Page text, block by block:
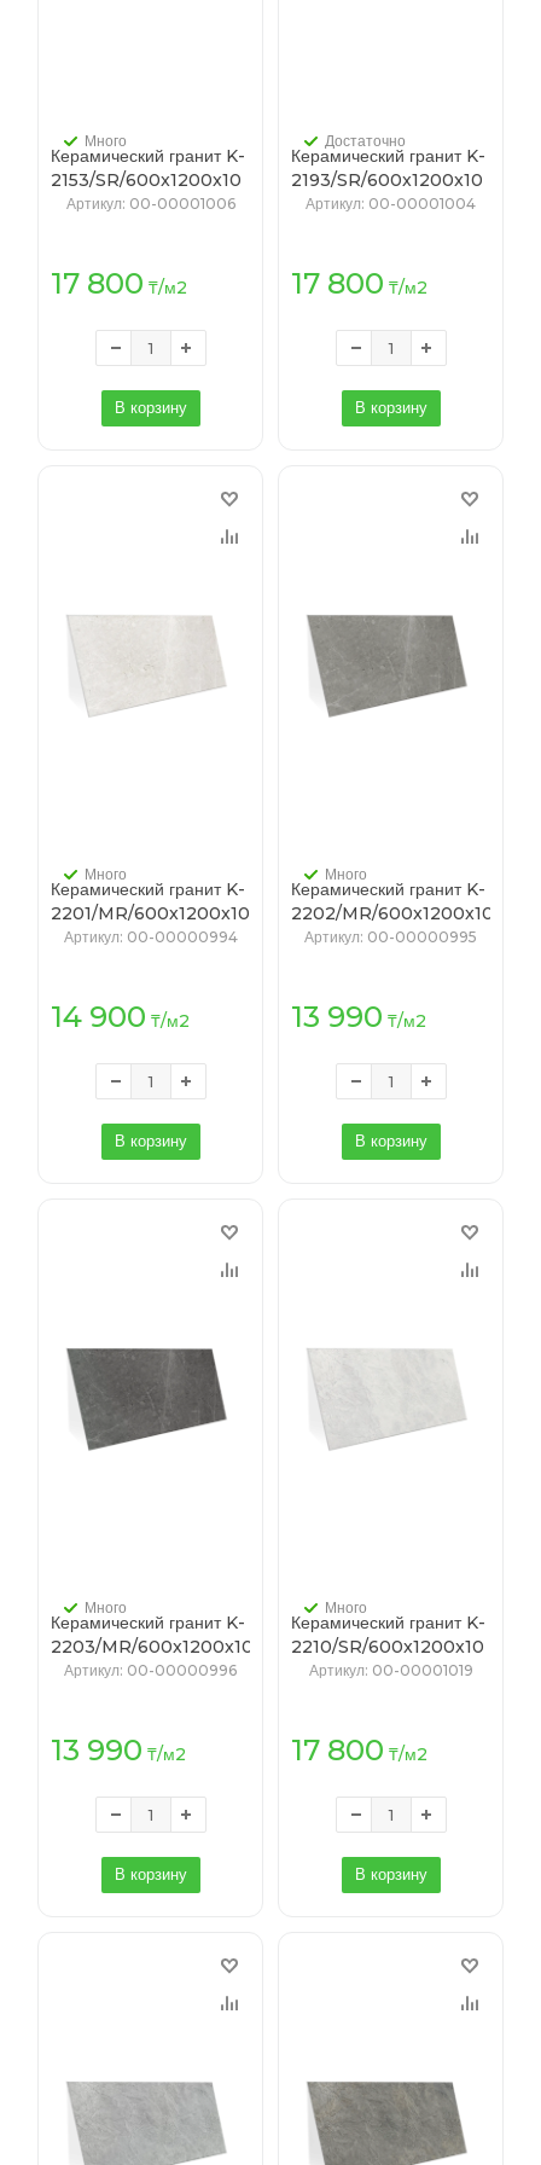
Керамический гранит K-
2153/SR/600x1200x10
(T-50/0, K-4) НАЕДИНЕ
Много
Артикул: 00-00001006
17 800 ₸/м2
В корзину
Керамический гранит K-
2193/SR/600x1200x10
(T-50/0, K-4)
Достаточно
Артикул: 00-00001004
17 800 ₸/м2
В корзину
Керамический гранит K-
2201/MR/600x1200x10
(T-44/0, K-4) СКАЛА
Много
Артикул: 00-00000994
14 900 ₸/м2
В корзину
Керамический гранит K-
2202/MR/600x1200x10
(T-54/0, K-4) СКАЛА
Много
Артикул: 00-00000995
13 990 ₸/м2
В корзину
Керамический гранит K-
2203/MR/600x1200x10
(T-64/0, K-4) СКАЛА
Много
Артикул: 00-00000996
13 990 ₸/м2
В корзину
Керамический гранит K-
2210/SR/600x1200x10
(T-44/0, K-4) КРАТЕР
Много
Артикул: 00-00001019
17 800 ₸/м2
В корзину